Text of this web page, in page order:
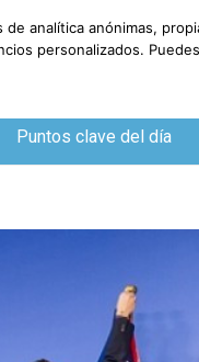
agosto de 2026
Puntos clave del día
de analítica anónimas,
personalizados.